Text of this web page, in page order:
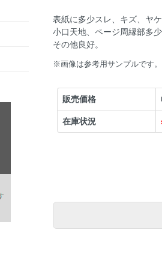
表紙に多少スレ、キズ、ヤケ
小口天地、ページ周縁部多少
その他良好。
※画像は参考用サンプルです
販売価格
在庫状況